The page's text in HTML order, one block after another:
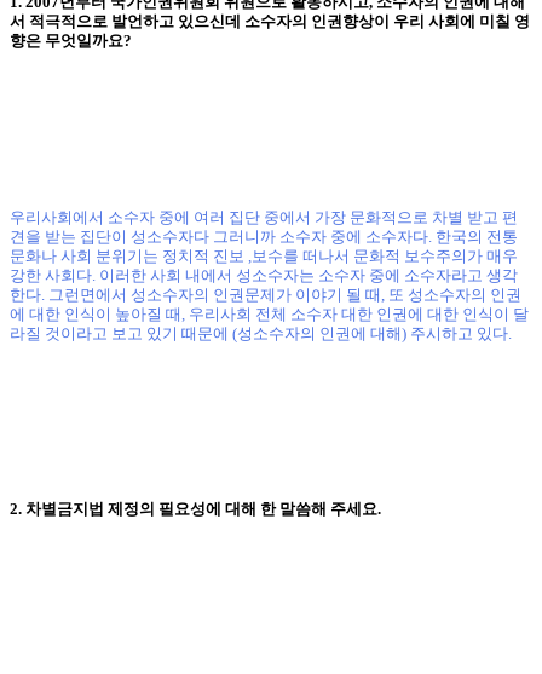
서 적극적으로 발언하고 있으신데 소수자의 인권향상이 우리 사회에 미칠 영
향은 무엇일까요?
우리사회에서 소수자 중에 여러 집단 중에서 가장 문화적으로 차별 받고 편
견을 받는 집단이 성소수자다 그러니까 소수자 중에 소수자다. 한국의 전통
문화나 사회 분위기는 정치적 진보 ,보수를 떠나서 문화적 보수주의가 매우
강한 사회다. 이러한 사회 내에서 성소수자는 소수자 중에 소수자라고 생각
한다. 그런면에서 성소수자의 인권문제가 이야기 될 때, 또 성소수자의 인권
에 대한 인식이 높아질 때, 우리사회 전체 소수자 대한 인권에 대한 인식이 달
라질 것이라고 보고 있기 때문에 (성소수자의 인권에 대해) 주시하고 있다.
2. 차별금지법 제정의 필요성에 대해 한 말씀해 주세요.